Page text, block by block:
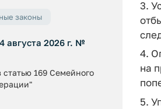
законы
августа 2026 г. №
169 Семейного
3.
4.
на
5.